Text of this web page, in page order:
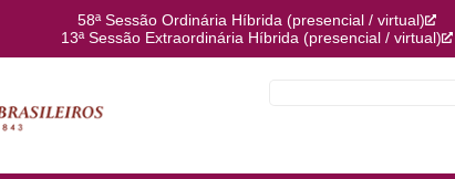
58ª Sessão Ordinária Híbrida (presencial / virtual)
13ª Sessão Extraordinária Híbrida (presencial / virtual)